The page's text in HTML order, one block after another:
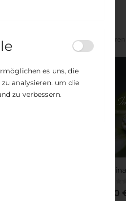
29,90
es uns, die
analysieren, um die
zu verbessern.